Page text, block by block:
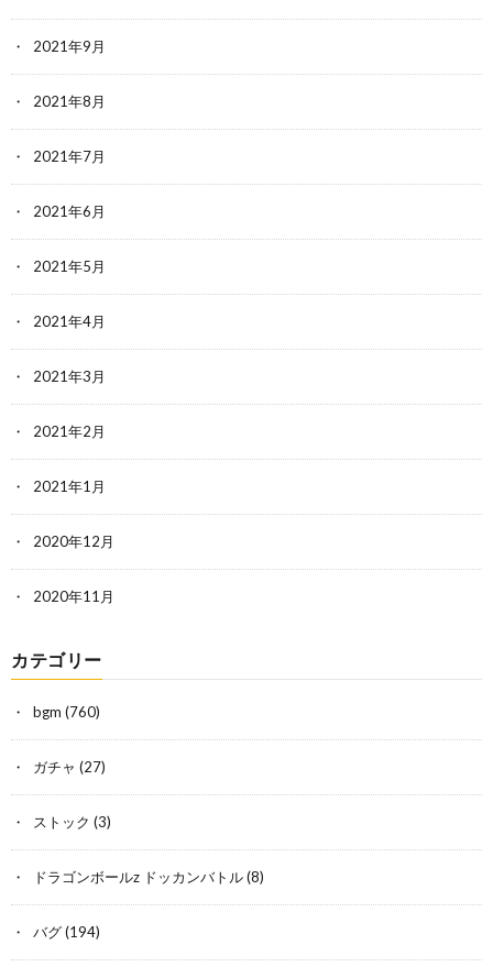
2021年9月
2021年8月
2021年7月
2021年6月
2021年5月
2021年4月
2021年3月
2021年2月
2021年1月
2020年12月
2020年11月
カテゴリー
bgm (760)
ガチャ (27)
ストック (3)
ドラゴンボールz ドッカンバトル(8)
バグ(194)